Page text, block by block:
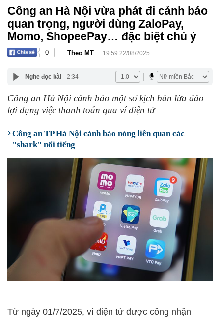
Công an Hà Nội vừa phát đi cảnh báo
quan trọng, người dùng ZaloPay,
Momo, ShopeePay… đặc biệt chú ý
0 | Theo MT | 19:59 22/08/2025
Nghe đọc bài 2:34
Công an Hà Nội cảnh báo một số kịch bản lừa đảo
lợi dụng việc thanh toán qua ví điện tử
Công an TP Hà Nội cảnh báo nóng liên quan các
"shark" nổi tiếng
Từ ngày 01/7/2025, ví điện tử được công nhận